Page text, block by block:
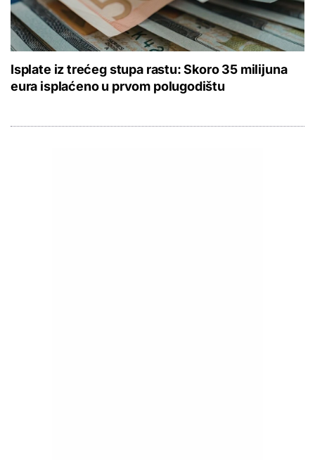
Isplate iz trećeg stupa rastu: Skoro 35 milijuna
eura isplaćeno u prvom polugodištu